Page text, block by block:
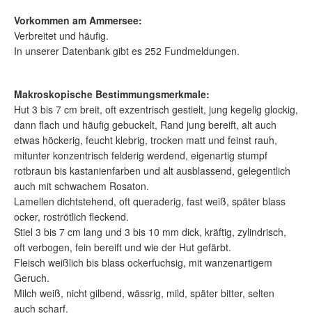
Vorkommen am Ammersee:
Verbreitet und häufig.
In unserer Datenbank gibt es 252 Fundmeldungen.
Makroskopische Bestimmungsmerkmale:
Hut 3 bis 7 cm breit, oft exzentrisch gestielt, jung kegelig glockig,
dann flach und häufig gebuckelt, Rand jung bereift, alt auch
etwas höckerig, feucht klebrig, trocken matt und feinst rauh,
mitunter konzentrisch felderig werdend, eigenartig stumpf
rotbraun bis kastanienfarben und alt ausblassend, gelegentlich
auch mit schwachem Rosaton.
Lamellen dichtstehend, oft queraderig, fast weiß, später blass
ocker, roströtlich fleckend.
Stiel 3 bis 7 cm lang und 3 bis 10 mm dick, kräftig, zylindrisch,
oft verbogen, fein bereift und wie der Hut gefärbt.
Fleisch weißlich bis blass ockerfuchsig, mit wanzenartigem
Geruch.
Milch weiß, nicht gilbend, wässrig, mild, später bitter, selten
auch scharf.